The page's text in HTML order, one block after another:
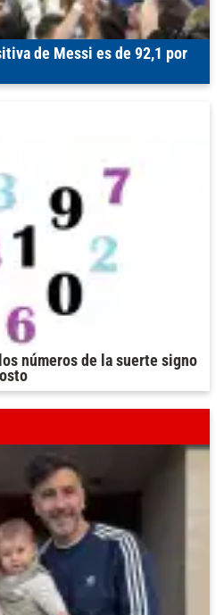
de Messi es de 92,1 por
números de la suerte signo